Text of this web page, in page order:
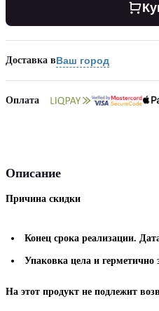
Доставка вВаш город
Оплата
Описание
Причина скидки
Конец срока реализации.
Упаковка цела и герметично
На этот продукт не подлежит